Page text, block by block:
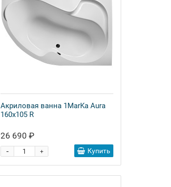
Акриловая ванна 1MarKa Aura
160x105 R
26 690 ₽
+
- Купить